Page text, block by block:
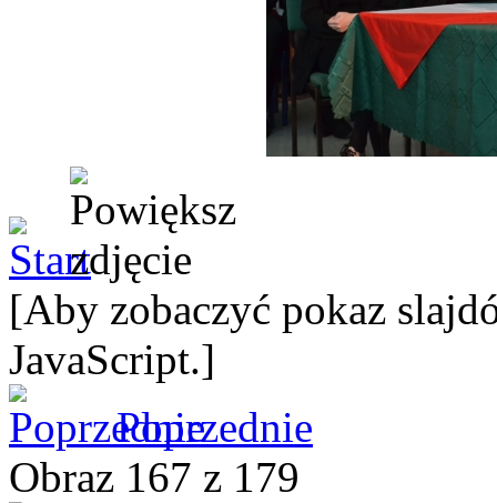
[Aby zobaczyć pokaz
JavaScript.]
Poprzednie
Obraz 167 z 179